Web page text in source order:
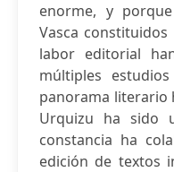
enorme, y
Vasca
labor editorial
múltiples
panorama literario
Urquizu ha sido
constancia ha
edición de textos